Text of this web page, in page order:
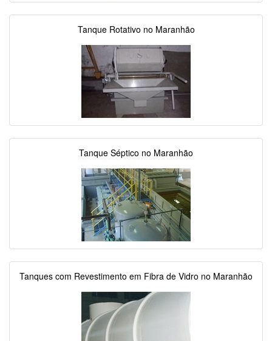
Tanque Rotativo no Maranhão
Tanque Séptico no Maranhão
Tanques com Revestimento em Fibra de Vidro no Maranhão